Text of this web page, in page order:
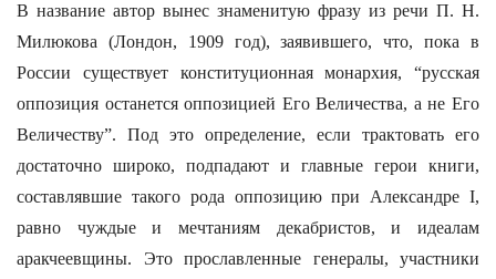
В название автор вынес знаменитую фразу из речи П. Н.
Милюкова (Лондон, 1909 год), заявившего, что, пока в
России существует конституционная монархия, “русская
оппозиция останется оппозицией Его Величества, а не Его
Величеству”. Под это определение, если трактовать его
достаточно широко, подпадают и главные герои книги,
составлявшие такого рода оппозицию при Александре I,
равно чуждые и мечтаниям декабристов, и идеалам
аракчеевщины. Это прославленные генералы, участники